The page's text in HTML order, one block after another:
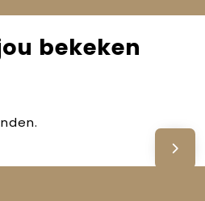
bekeken